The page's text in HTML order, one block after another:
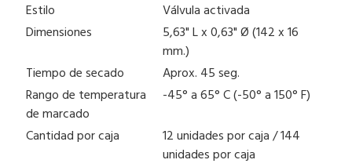
Estilo
Válvula activada
Dimensiones
5,63" L x 0,63" Ø (142 x 16
mm.)
Tiempo de secado
Aprox. 45 seg.
Rango de temperatura
de marcado
-45° a 65° C (-50° a 150° F)
Cantidad por caja
12 unidades por caja / 144
unidades por caja